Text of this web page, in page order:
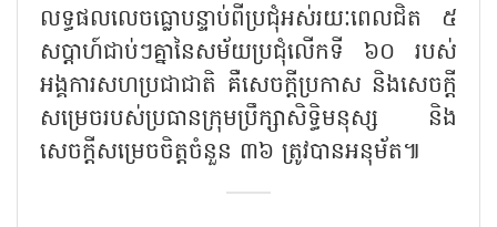
លទ្ធផលលេចធ្លោបន្ទាប់ពីប្រជុំអស់រយៈពេលជិត ៥
សប្តាហ៍ជាប់ៗគ្នានៃសម័យប្រជុំលើកទី ៦០ របស់
អង្គការសហប្រជាជាតិ គឺសេចក្តីប្រកាស និងសេចក្តី
សម្រេចរបស់ប្រធានក្រុមប្រឹក្សាសិទ្ធិមនុស្ស និង
សេចក្តីសម្រេចចិត្តចំនួន ៣៦ ត្រូវបានអនុម័ត៕